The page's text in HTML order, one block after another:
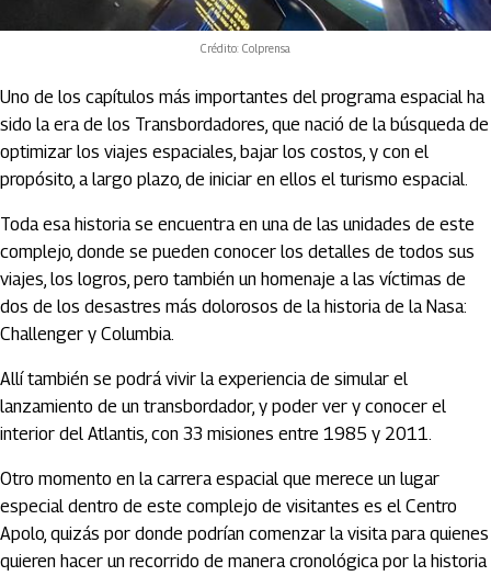
Crédito: Colprensa
Uno de los capítulos más importantes del programa espacial ha
sido la era de los Transbordadores, que nació de la búsqueda de
optimizar los viajes espaciales, bajar los costos, y con el
propósito, a largo plazo, de iniciar en ellos el turismo espacial.
Toda esa historia se encuentra en una de las unidades de este
complejo, donde se pueden conocer los detalles de todos sus
viajes, los logros, pero también un homenaje a las víctimas de
dos de los desastres más dolorosos de la historia de la Nasa:
Challenger y Columbia.
Allí también se podrá vivir la experiencia de simular el
lanzamiento de un transbordador, y poder ver y conocer el
interior del Atlantis, con 33 misiones entre 1985 y 2011.
Otro momento en la carrera espacial que merece un lugar
especial dentro de este complejo de visitantes es el Centro
Apolo, quizás por donde podrían comenzar la visita para quienes
quieren hacer un recorrido de manera cronológica por la historia